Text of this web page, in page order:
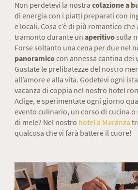
Non perdetevi la nostra colazione a
di energia con i piatti preparati con
e locali. Cosa c’è di più romantico
tramonto durante un aperitivosulla
Forse soltanto una cena per due nel
panoramicocon annessa cantina dei
Gustate le prelibatezze del nostro
all’amore e alla vita. Godetevi ogni
vacanza di coppia nel nostro hotel
Adige, e sperimentate ogni giorno
evento culinario, un corso di cucina
di mele? Nel nostro hotel a Maranza
qualcosa che vi farà battere il cuore!